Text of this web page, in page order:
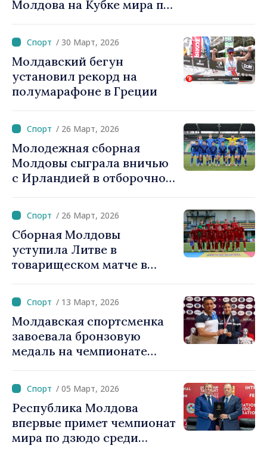
Молдова на Кубке мира по
/ 30 Март, 2026
Молдавский бегун
установил рекорд на
полумарафоне в Греции
/ 26 Март, 2026
Молодежная сборная
Молдовы сыграла вничью
с Ирландией в отборочном
/ 26 Март, 2026
Сборная Молдовы
уступила Литве в
товарищеском матче в
/ 13 Март, 2026
Молдавская спортсменка
завоевала бронзовую
медаль на чемпионате
/ 05 Март, 2026
Республика Молдова
впервые примет чемпионат
мира по дзюдо среди